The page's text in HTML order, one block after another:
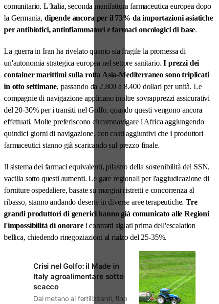
comunitario. L'Italia, seconda manifattura farmaceutica europea dopo
la Germania, dipende ancora per il 73% da importazioni asiatiche
per antibiotici, antinfiammatori e farmaci oncologici di base.
La guerra in Iran ha rivelato quanto sia fragile la promessa di
un'autonomia strategica europea nel settore sanitario.I prezzi dei
container marittimi sulla rotta Asia-Mediterraneo sono triplicati
in otto settimane, passando da 2.800 a 8.400 dollari per unità. Le
compagnie di navigazione applicano inoltre sovrapprezzi assicurativi
del 20-30% per i transiti nel Golfo, quando questi vengono ancora
effettuati. Molte preferiscono circumnavigare l'Africa aggiungendo
quindici giorni di navigazione, con costi aggiuntivi che i produttori
farmaceutici stanno già scaricando sul prezzo finale.
Il sistema dei farmaci equivalenti, pilastro della sostenibilità del SSN,
vacilla sotto questi aumenti. Le gare regionali per l'aggiudicazione di
forniture ospedaliere, basate su margini ristretti e concorrenza al
ribasso, stanno andando deserte in diverse aree terapeutiche.Tre
grandi produttori di generici hanno già comunicato alle Regioni
l'impossibilità di onorare i contratti siglati prima dell'escalation
bellica, chiedendo rinegoziazioni al rialzo del 25-35%.
Crisi nel Golfo: il Made in
Italy agroalimentare sotto
scacco
Dal metano ai fertilizzanti, fino